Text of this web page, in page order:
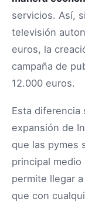
servicios. Así,
televisión
euros, la
campaña de
12.000 euros.
Esta diferencia
expansión de
que las pymes
principal
permite llegar
que con